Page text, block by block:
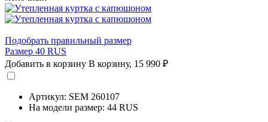
Подобрать правильный размер
Размер 40 RUS
Добавить в корзину В корзину, 15 990 ₽
Артикул: SEM 260107
На модели размер: 44 RUS